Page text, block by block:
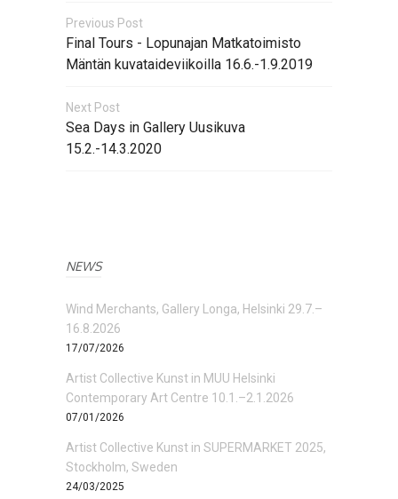
Previous Post
Final Tours - Lopunajan Matkatoimisto
Mäntän kuvataideviikoilla 16.6.-1.9.2019
Next Post
Sea Days in Gallery Uusikuva
15.2.-14.3.2020
NEWS
Wind Merchants, Gallery Longa, Helsinki 29.7.–
16.8.2026
17/07/2026
Artist Collective Kunst in MUU Helsinki
Contemporary Art Centre 10.1.–2.1.2026
07/01/2026
Artist Collective Kunst in SUPERMARKET 2025,
Stockholm, Sweden
24/03/2025